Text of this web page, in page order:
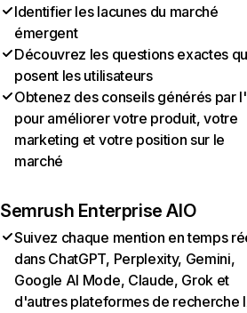
Identifier les lacunes du marché
émergent
Découvrez les questions exactes
posent les utilisateurs
Obtenez des conseils générés par
pour améliorer votre produit, votre
marketing et votre position sur le
marché
Semrush Enterprise AIO
Suivez chaque mention en temps
dans ChatGPT, Perplexity, Gemini,
Google AI Mode, Claude, Grok et
d'autres plateformes de recherche